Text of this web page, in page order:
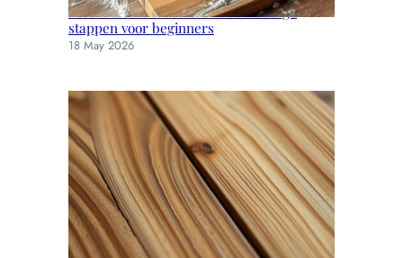
Vers brood bakken thuis: eenvoudige
stappen voor beginners
18 May 2026